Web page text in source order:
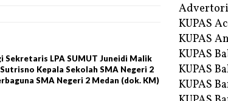
LPA SUMUT Juneidi Malik
Kepala Sekolah SMA Negeri 2
SMA Negeri 2 Medan (dok. KM)
KUPAS
KUPAS
KUPAS
KUPAS
KUPAS